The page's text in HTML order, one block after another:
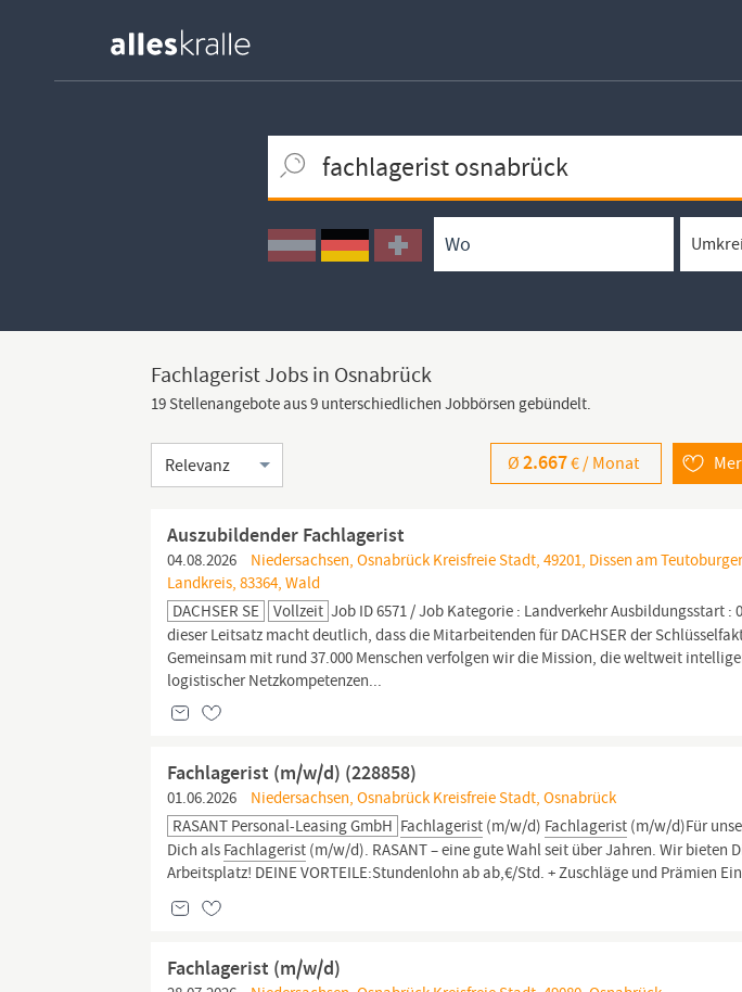
Ortssuche
Umkreissuche
Arbeitsform
Fachlagerist Jobs in Osnabrück
19 Stellenangebote aus 9 unterschiedlichen Jobbörsen gebündelt.
Sortierung Ø2.667€ / Monat
Auszubildender Fachlagerist
04.08.2026
Niedersachsen, Osnabrück Kreisfreie Stadt, 49201, Dissen am
Landkreis, 83364, Wald
DACHSER SE
Vollzeit Job ID 6571 / Job Kategorie : Landverkehr Ausbildungsstart :
dieser Leitsatz macht deutlich, dass die Mitarbeitenden für DACHSER der
Gemeinsam mit rund 37.000 Menschen verfolgen wir die Mission, die weltweit
logistischer Netzkompetenzen...
Fachlagerist (m/w/d) (228858)
01.06.2026
Niedersachsen, Osnabrück Kreisfreie Stadt, Osnabrück
RASANT Personal-Leasing GmbH Fachlagerist (m/w/d) Fachlagerist (m/w/d)Für
Dich als Fachlagerist (m/w/d). RASANT – eine gute Wahl seit über Jahren. Wir bieten
Arbeitsplatz! DEINE VORTEILE:Stundenlohn ab ab,€/Std. + Zuschläge und Prämien
Fachlagerist (m/w/d)